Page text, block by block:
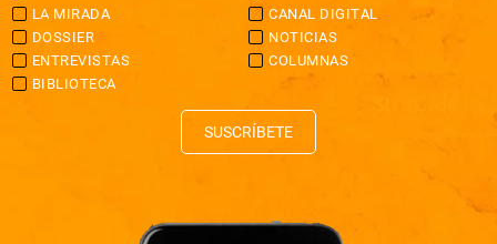
LA MIRADA
CANAL DIGITAL
DOSSIER
NOTICIAS
ENTREVISTAS
COLUMNAS
BIBLIOTECA
SUSCRÍBETE